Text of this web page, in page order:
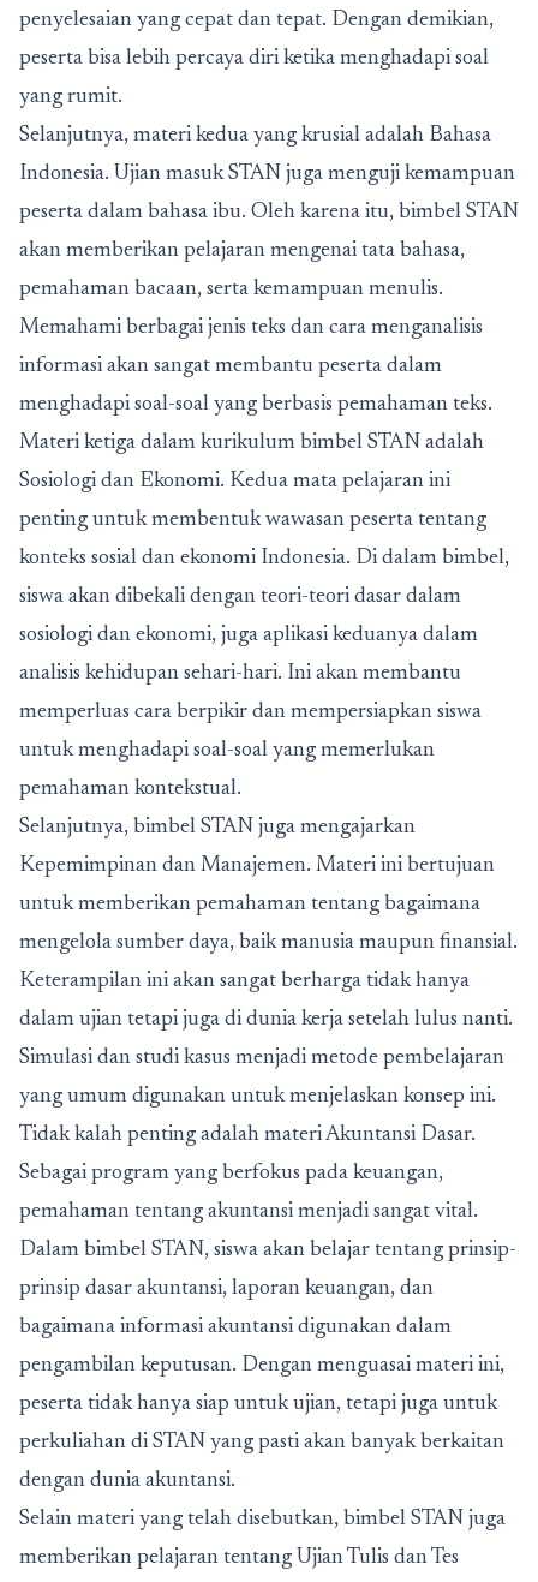
penyelesaian yang cepat dan tepat. Dengan demikian,
peserta bisa lebih percaya diri ketika menghadapi soal
yang rumit.
Selanjutnya, materi kedua yang krusial adalah Bahasa
Indonesia. Ujian masuk STAN juga menguji kemampuan
peserta dalam bahasa ibu. Oleh karena itu, bimbel STAN
akan memberikan pelajaran mengenai tata bahasa,
pemahaman bacaan, serta kemampuan menulis.
Memahami berbagai jenis teks dan cara menganalisis
informasi akan sangat membantu peserta dalam
menghadapi soal-soal yang berbasis pemahaman teks.
Materi ketiga dalam kurikulum bimbel STAN adalah
Sosiologi dan Ekonomi. Kedua mata pelajaran ini
penting untuk membentuk wawasan peserta tentang
konteks sosial dan ekonomi Indonesia. Di dalam bimbel,
siswa akan dibekali dengan teori-teori dasar dalam
sosiologi dan ekonomi, juga aplikasi keduanya dalam
analisis kehidupan sehari-hari. Ini akan membantu
memperluas cara berpikir dan mempersiapkan siswa
untuk menghadapi soal-soal yang memerlukan
pemahaman kontekstual.
Selanjutnya, bimbel STAN juga mengajarkan
Kepemimpinan dan Manajemen. Materi ini bertujuan
untuk memberikan pemahaman tentang bagaimana
mengelola sumber daya, baik manusia maupun finansial.
Keterampilan ini akan sangat berharga tidak hanya
dalam ujian tetapi juga di dunia kerja setelah lulus nanti.
Simulasi dan studi kasus menjadi metode pembelajaran
yang umum digunakan untuk menjelaskan konsep ini.
Tidak kalah penting adalah materi Akuntansi Dasar.
Sebagai program yang berfokus pada keuangan,
pemahaman tentang akuntansi menjadi sangat vital.
Dalam bimbel STAN, siswa akan belajar tentang prinsip-
prinsip dasar akuntansi, laporan keuangan, dan
bagaimana informasi akuntansi digunakan dalam
pengambilan keputusan. Dengan menguasai materi ini,
peserta tidak hanya siap untuk ujian, tetapi juga untuk
perkuliahan di STAN yang pasti akan banyak berkaitan
dengan dunia akuntansi.
Selain materi yang telah disebutkan, bimbel STAN juga
memberikan pelajaran tentang Ujian Tulis dan Tes